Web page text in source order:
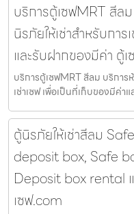
บริการตู้เซฟMRT สีล
นิรภัยให้เช่าสำหรับการ
และรับฝากของมีค่า ตู้
บริการตู้เซฟMRT สีลม บริกา
เช่าเซฟ เพื่อเป็นที่เก็บของมีค่า
ตู้นิรภัยให้เช่าสีลม
deposit box, Safe
Deposit box rental
เซฟ.com